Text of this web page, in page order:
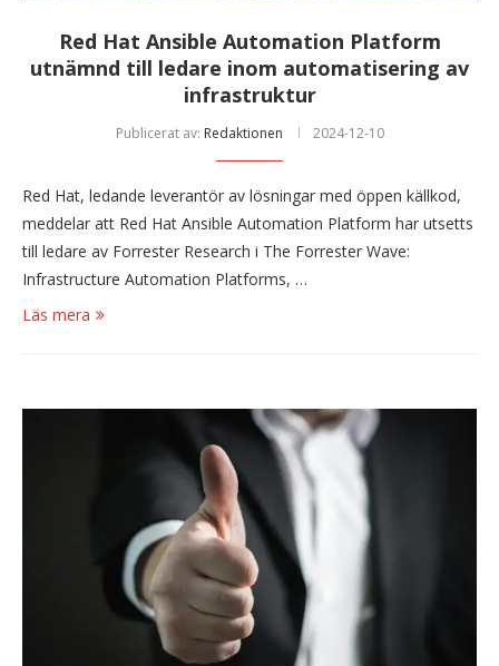
Red Hat Ansible Automation Platform
utnämnd till ledare inom automatisering av
infrastruktur
Publicerat av: Redaktionen 2024-12-10
Red Hat, ledande leverantör av lösningar med öppen källkod,
meddelar att Red Hat Ansible Automation Platform har utsetts
till ledare av Forrester Research i The Forrester Wave:
Infrastructure Automation Platforms, …
Läs mera